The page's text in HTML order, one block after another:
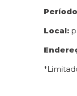
Local: